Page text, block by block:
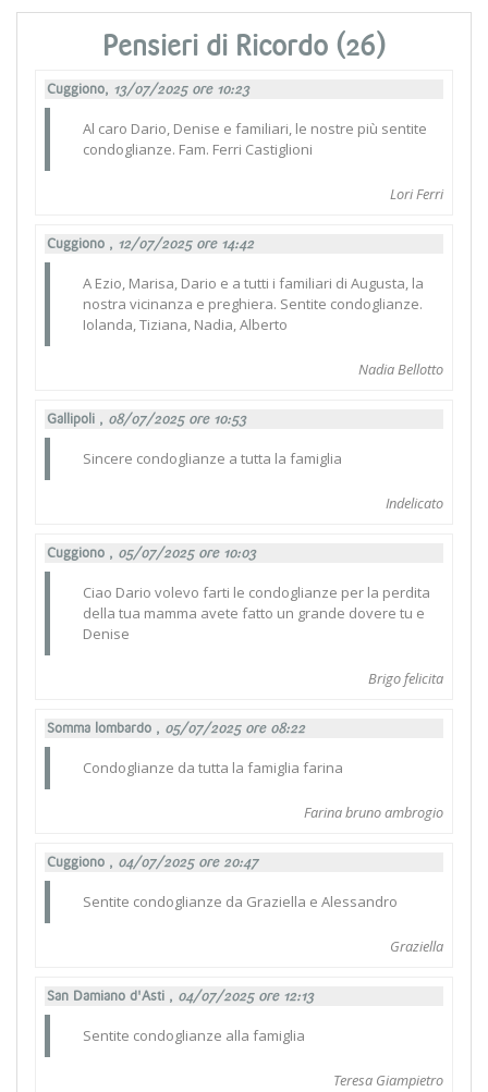
Pensieri di Ricordo (26)
Cuggiono, 13/07/2025 ore 10:23
Al caro Dario, Denise e familiari, le nostre più sentite
condoglianze. Fam. Ferri Castiglioni
Lori Ferri
Cuggiono , 12/07/2025 ore 14:42
A Ezio, Marisa, Dario e a tutti i familiari di Augusta, la
nostra vicinanza e preghiera. Sentite condoglianze.
Iolanda, Tiziana, Nadia, Alberto
Nadia Bellotto
Gallipoli , 08/07/2025 ore 10:53
Sincere condoglianze a tutta la famiglia
Indelicato
Cuggiono , 05/07/2025 ore 10:03
Ciao Dario volevo farti le condoglianze per la perdita
della tua mamma avete fatto un grande dovere tu e
Denise
Brigo felicita
Somma lombardo , 05/07/2025 ore 08:22
Condoglianze da tutta la famiglia farina
Farina bruno ambrogio
Cuggiono , 04/07/2025 ore 20:47
Sentite condoglianze da Graziella e Alessandro
Graziella
San Damiano d'Asti , 04/07/2025 ore 12:13
Sentite condoglianze alla famiglia
Teresa Giampietro